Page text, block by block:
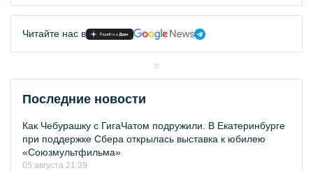
Читайте нас в
Последние новости
Как Чебурашку с ГигаЧатом подружили. В Екатеринбурге
при поддержке Сбера открылась выставка к юбилею
«Союзмультфильма»
05 августа 21:39